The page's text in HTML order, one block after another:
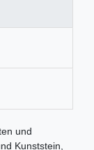
und
Kunststein,